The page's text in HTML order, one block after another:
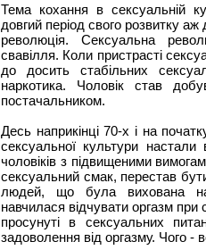
Тема кохання в сексуальній
довгий період свого розвитку
революція. Сексуальна
свавілля. Коли пристрасті
до досить стабільних
наркотика. Чоловік став
постачальником.
Десь наприкінці 70-х і на
сексуальної культури
чоловіків з підвищеними
сексуальний смак, перестав
людей, що була вихована на
навчилася відчувати оргазм
просунуті в сексуальних
задоволення від оргазму. Чого -